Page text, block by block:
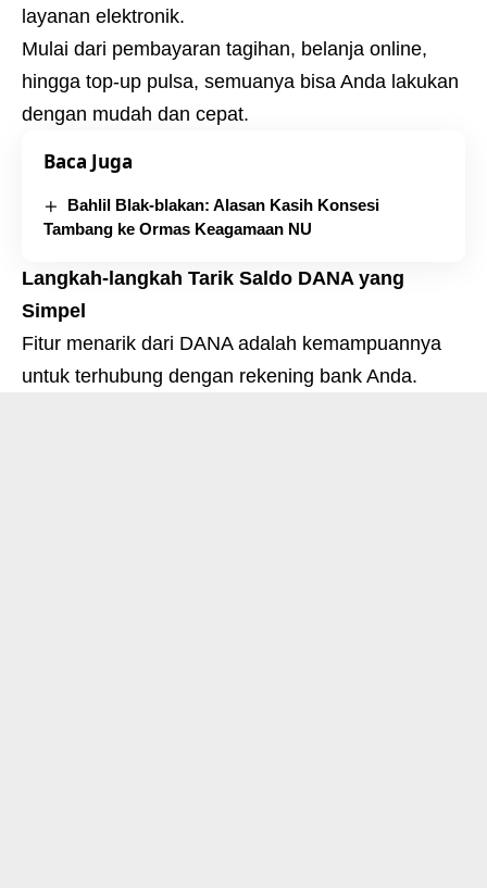
layanan elektronik.
Mulai dari pembayaran tagihan, belanja online,
hingga top-up pulsa, semuanya bisa Anda lakukan
dengan mudah dan cepat.
Baca Juga
Bahlil Blak-blakan: Alasan Kasih Konsesi
Tambang ke Ormas Keagamaan NU
Langkah-langkah Tarik Saldo DANA yang
Simpel
Fitur menarik dari DANA adalah kemampuannya
untuk terhubung dengan rekening bank Anda.